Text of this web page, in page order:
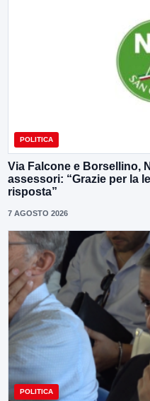
POLITICA
Via Falcone e Borsellino,
assessori: “Grazie per la
risposta”
7 AGOSTO 2026
POLITICA